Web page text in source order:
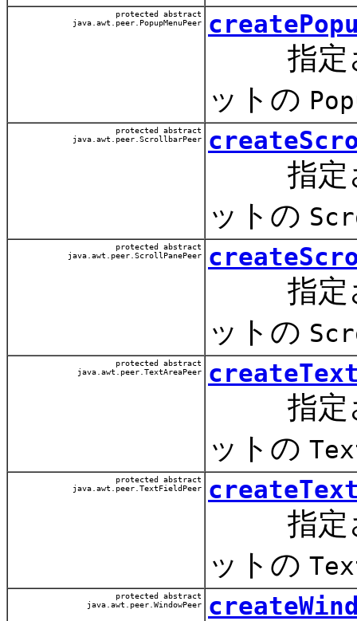
protected abstract
java.awt.peer.PopupMenuPeer
指定さ
ットの
protected abstract
java.awt.peer.ScrollbarPeer
指定さ
ットの
protected abstract
java.awt.peer.ScrollPanePeer
指定さ
ットの
protected abstract
java.awt.peer.TextAreaPeer
指定さ
ットの
protected abstract
java.awt.peer.TextFieldPeer
指定さ
ットの
protected abstract
java.awt.peer.WindowPeer